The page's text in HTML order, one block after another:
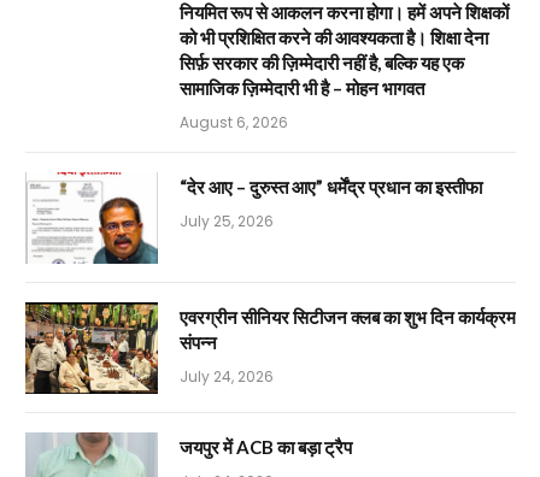
नियमित रूप से आकलन करना होगा। हमें अपने शिक्षकों
को भी प्रशिक्षित करने की आवश्यकता है। शिक्षा देना
सिर्फ़ सरकार की ज़िम्मेदारी नहीं है, बल्कि यह एक
सामाजिक ज़िम्मेदारी भी है – मोहन भागवत
August 6, 2026
“देर आए – दुरुस्त आए” धर्मेंद्र प्रधान का इस्तीफा
July 25, 2026
एवरग्रीन सीनियर सिटीजन क्लब का शुभ दिन कार्यक्रम
संपन्न
July 24, 2026
जयपुर में ACB का बड़ा ट्रैप